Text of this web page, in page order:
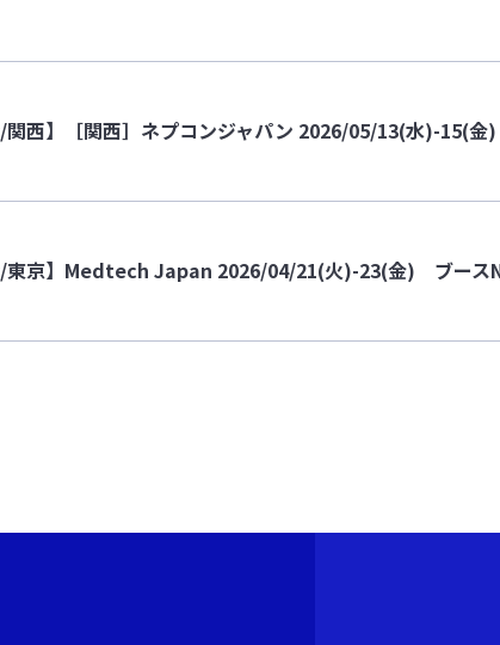
/関西】［関西］ネプコンジャパン 2026/05/13(水)-15(
/東京】Medtech Japan 2026/04/21(火)-23(金) ブース